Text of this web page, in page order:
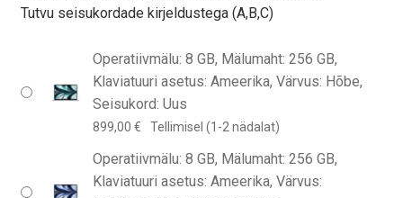
Tutvu seisukordade kirjeldustega (A,B,C)
Operatiivmälu: 8 GB, Mälumaht: 256 GB,
Klaviatuuri asetus: Ameerika, Värvus: Hõbe,
Seisukord: Uus
899,00 € Tellimisel (1-2 nädalat)
Operatiivmälu: 8 GB, Mälumaht: 256 GB,
Klaviatuuri asetus: Ameerika, Värvus: